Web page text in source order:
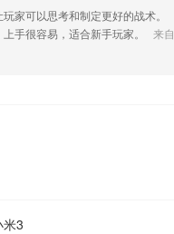
家可以思考和制定更好的战术。
手很容易，适合新手玩家。
来自
米3